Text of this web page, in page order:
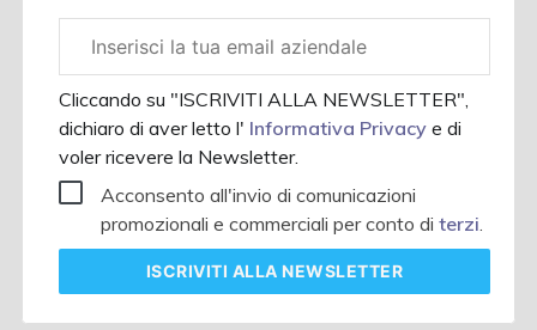
aziendale
Cliccando su "ISCRIVITI ALLA NEWSLETTER",
dichiaro di aver letto l' Informativa Privacye di
voler ricevere la Newsletter.
Acconsento all'invio di comunicazioni
promozionali e commerciali per conto diterzi.
ISCRIVITI ALLA NEWSLETTER